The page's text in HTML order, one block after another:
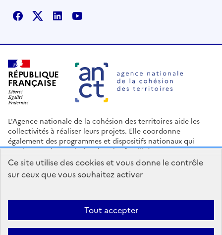
Ce site utilise des cookies et vous donne le contrôle
sur ceux que vous souhaitez activer
Tout accepter
Facebook
X LinkedinYoutube
RÉPUBLIQUE
FRANÇAISE
L'Agence nationale de la cohésion des territoires aide les
collectivités à réaliser leurs projets. Elle coordonne
également des programmes et dispositifs nationaux qui
soutiennent les territoires les plus fragilisés.
Nous contacter Espace Presse Logo ANCTOffres d'emploi
data.gouv.fr
Accessibilité : Partiellement conforme Mentions légales Politique